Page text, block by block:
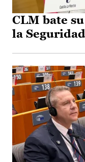
CLM bate
la